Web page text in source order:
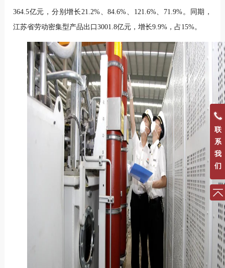
364.5亿元，分别增长21.2%、84.6%、121.6%、71.9%。同期，
江苏省劳动密集型产品出口3001.8亿元，增长9.9%，占15%。
联
系
我
们